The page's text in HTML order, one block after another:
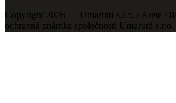
Copyright 2026 — Umarutti s.r.o. / Arete
ochranná známka společnosti Umarutti s.r.o.